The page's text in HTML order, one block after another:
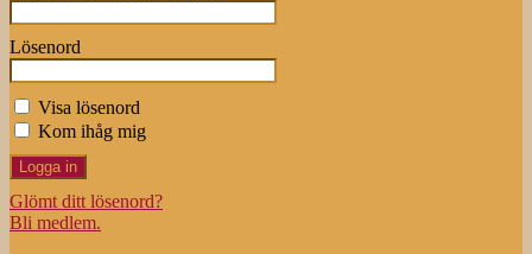
Lösenord
Visa lösenord
Kom ihåg mig
Glömt ditt lösenord?
Bli medlem.